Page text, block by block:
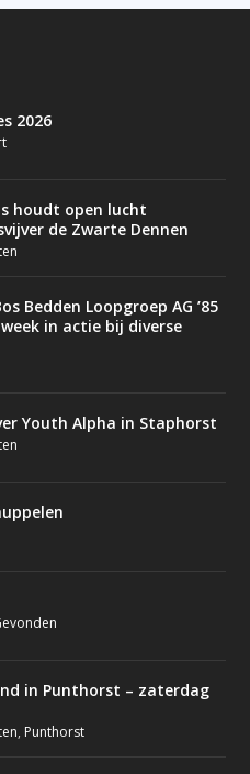
2026
houdt open lucht
de Zwarte Dennen
Bedden Loopgroep AG ’85
in actie bij diverse
Youth Alpha in Staphorst
in Punthorst – zaterdag
, Punthorst